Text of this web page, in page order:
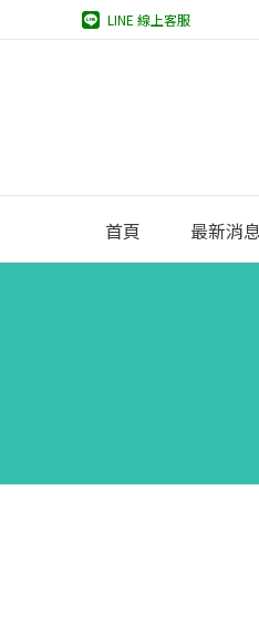
LINE 線上客服
首頁 最新消息